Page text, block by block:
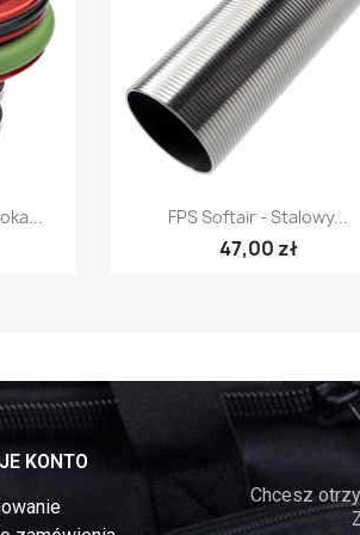
Szybki podgląd
FPS Softair - Stalowy...
47,00 zł
KONTO
Chcesz